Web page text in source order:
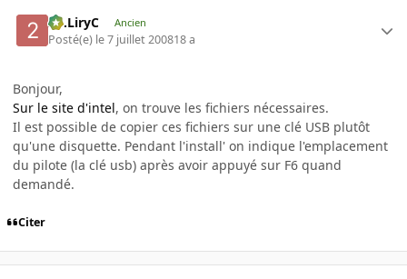
2C.LiryC Ancien
Posté(e) le 7 juillet 200818 a
Bonjour,
Sur le site d'intel, on trouve les fichiers nécessaires.
Il est possible de copier ces fichiers sur une clé USB plutôt
qu'une disquette. Pendant l'install' on indique l'emplacement
du pilote (la clé usb) après avoir appuyé sur F6 quand
demandé.
Citer